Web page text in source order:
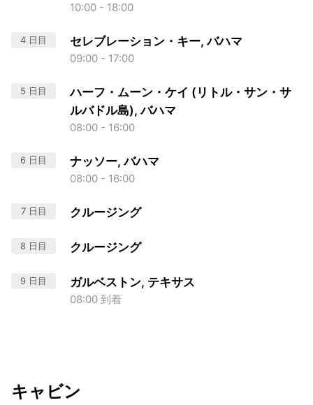
10:00 - 18:00
4 日目 セレブレーション・キー, バハマ
09:00 - 17:00
5 日目
ハーフ・ムーン・ケイ (リトル・サン・サ
ルバドル島), バハマ
08:00 - 16:00
6 日目 ナッソー, バハマ
08:00 - 16:00
7 日目 クルージング
8 日目 クルージング
9 日目 ガルベストン, テキサス
08:00 到着
キャビン